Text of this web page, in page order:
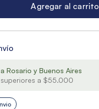
Agregar al carrito
Rosario y Buenos Aires
superiores a $55.000